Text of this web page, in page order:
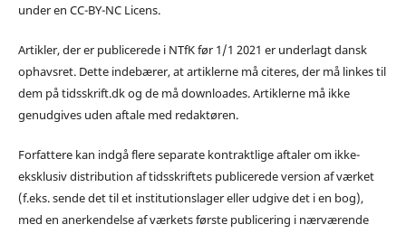
under en CC-BY-NC Licens.
Artikler, der er publicerede i NTfK før 1/1 2021 er underlagt dansk
ophavsret. Dette indebærer, at artiklerne må citeres, der må linkes til
dem på tidsskrift.dk og de må downloades. Artiklerne må ikke
genudgives uden aftale med redaktøren.
Forfattere kan indgå flere separate kontraktlige aftaler om ikke-
eksklusiv distribution af tidsskriftets publicerede version af værket
(f.eks. sende det til et institutionslager eller udgive det i en bog),
med en anerkendelse af værkets første publicering i nærværende